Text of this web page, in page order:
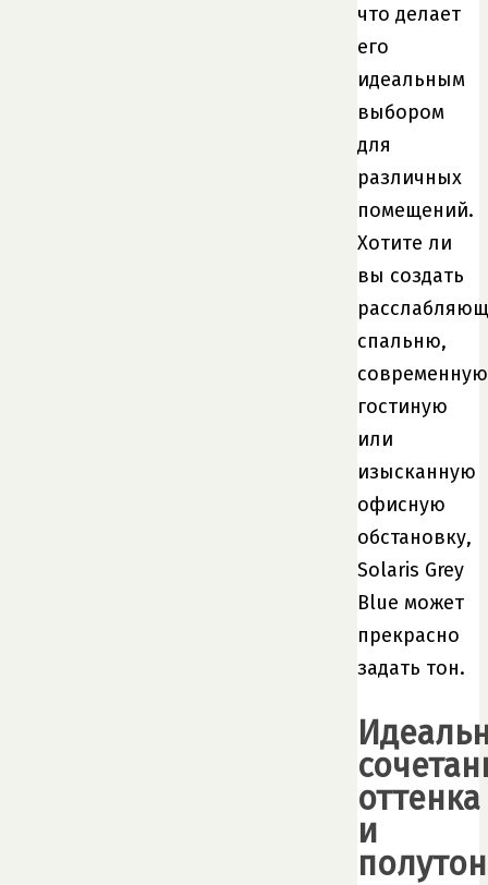
что делает
его
идеальным
выбором
для
различных
помещений.
Хотите ли
вы создать
спальню,
современную
гостиную
или
изысканную
офисную
обстановку,
Solaris Grey
Blue может
прекрасно
задать тон.
оттенка
и